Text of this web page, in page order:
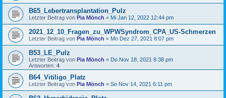
B65_Lebertransplantation_Pulz
Letzter Beitrag von Pia Mönch « Mi Jan 12, 2022 12:44 pm
2021_12_10_Fragen_zu_WPWSyndrom_CPA_US-Schmerzen
Letzter Beitrag von Pia Mönch « Mo Dez 27, 2021 8:07 pm
B53_LE_Pulz
Letzter Beitrag von Pia Mönch « Do Nov 18, 2021 8:38 pm
Antworten: 4
B64_Vitiligo_Platz
Letzter Beitrag von Pia Mönch « So Nov 14, 2021 6:11 pm